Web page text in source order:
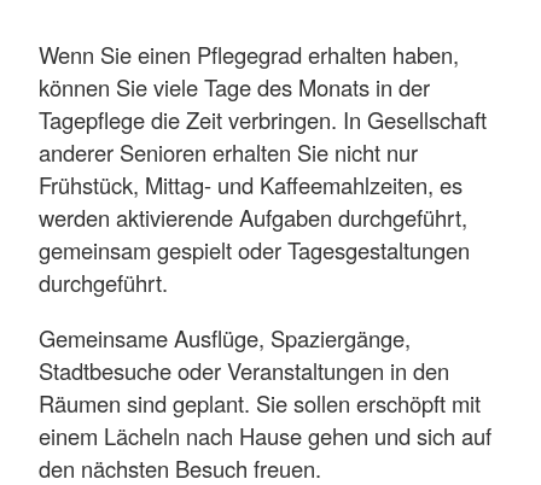
Wenn Sie einen Pflegegrad erhalten haben,
können Sie viele Tage des Monats in der
Tagepflege die Zeit verbringen. In Gesellschaft
anderer Senioren erhalten Sie nicht nur
Frühstück, Mittag- und Kaffeemahlzeiten, es
werden aktivierende Aufgaben durchgeführt,
gemeinsam gespielt oder Tagesgestaltungen
durchgeführt.
Gemeinsame Ausflüge, Spaziergänge,
Stadtbesuche oder Veranstaltungen in den
Räumen sind geplant. Sie sollen erschöpft mit
einem Lächeln nach Hause gehen und sich auf
den nächsten Besuch freuen.